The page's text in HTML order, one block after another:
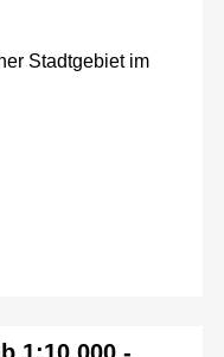
Stadtgebiet im